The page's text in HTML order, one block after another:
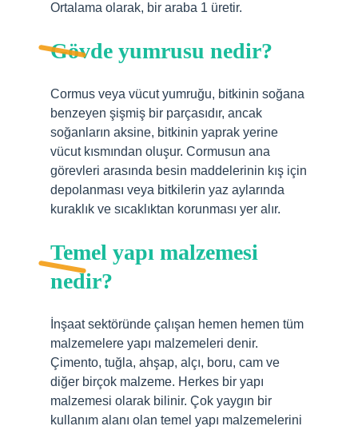
Ortalama olarak, bir araba 1 üretir.
Gövde yumrusu nedir?
Cormus veya vücut yumruğu, bitkinin soğana
benzeyen şişmiş bir parçasıdır, ancak
soğanların aksine, bitkinin yaprak yerine
vücut kısmından oluşur. Cormusun ana
görevleri arasında besin maddelerinin kış için
depolanması veya bitkilerin yaz aylarında
kuraklık ve sıcaklıktan korunması yer alır.
Temel yapı malzemesi
nedir?
İnşaat sektöründe çalışan hemen hemen tüm
malzemelere yapı malzemeleri denir.
Çimento, tuğla, ahşap, alçı, boru, cam ve
diğer birçok malzeme. Herkes bir yapı
malzemesi olarak bilinir. Çok yaygın bir
kullanım alanı olan temel yapı malzemelerini